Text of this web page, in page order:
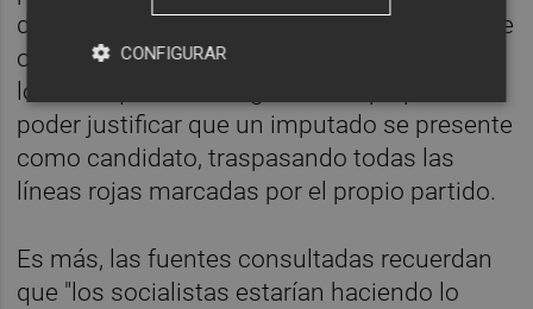
diciembre evidenciaría que el PSPV no quiere
otro candidato que no sea Rodríguez, y que
lo único que hace es ganar tiempo para
poder justificar que un imputado se presente
como candidato, traspasando todas las
líneas rojas marcadas por el propio partido.
Es más, las fuentes consultadas recuerdan
que "los socialistas estarían haciendo lo
CONFIGURAR